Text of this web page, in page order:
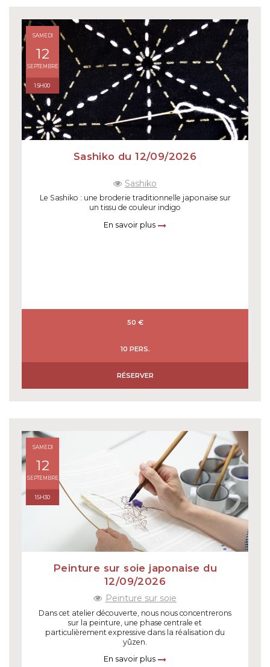
SAMEDI
12
SEPTEMBRE
15H00
Sashiko du 12/09/2026
Sashiko
Le Sashiko : une broderie traditionnelle japonaise sur
un tissu de couleur indigo
En savoir plus
50 €
10 PERS.
RÉSERVER
SAMEDI
12
SEPTEMBRE
15H30
Peinture sur soie japonaise du
12/09/2026
Peinture sur soie
Dans cet atelier découverte, nous nous concentrerons
sur la peinture, une phase centrale et
particulièrement expressive dans la réalisation du
yûzen.
En savoir plus